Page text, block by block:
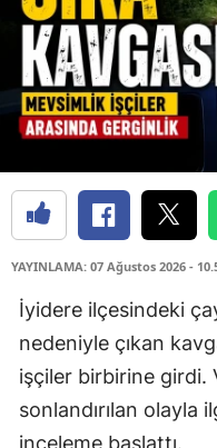
YAYINLAMA: 07 Ağustos 2026 -
İyidere ilçesindeki
nedeniyle çıkan
işçiler birbirine girdi.
sonlandırılan olayla
inceleme başlattı.